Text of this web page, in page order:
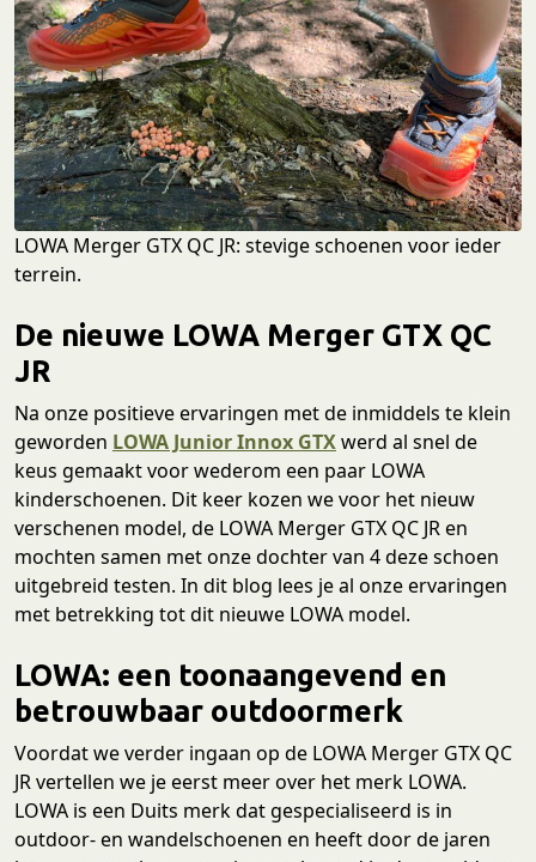
LOWA Merger GTX QC JR: stevige schoenen voor ieder
terrein.
De nieuwe LOWA Merger GTX QC
JR
Na onze positieve ervaringen met de inmiddels te klein
geworden LOWA Junior Innox GTXwerd al snel de
keus gemaakt voor wederom een paar LOWA
kinderschoenen. Dit keer kozen we voor het nieuw
verschenen model, de LOWA Merger GTX QC JR en
mochten samen met onze dochter van 4 deze schoen
uitgebreid testen. In dit blog lees je al onze ervaringen
met betrekking tot dit nieuwe LOWA model.
LOWA: een toonaangevend en
betrouwbaar outdoormerk
Voordat we verder ingaan op de LOWA Merger GTX QC
JR vertellen we je eerst meer over het merk LOWA.
LOWA is een Duits merk dat gespecialiseerd is in
outdoor- en wandelschoenen en heeft door de jaren